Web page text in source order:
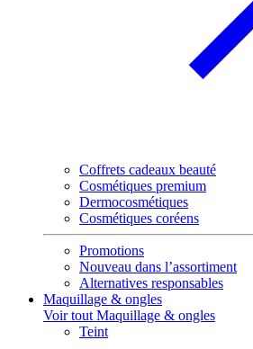
Coffrets cadeaux beauté
Cosmétiques premium
Dermocosmétiques
Cosmétiques coréens
Promotions
Nouveau dans l’assortiment
Alternatives responsables
Maquillage & ongles
Voir tout Maquillage & ongles
Teint